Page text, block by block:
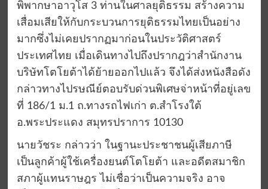
พิพากษาอาวุโส 3 ท่านในศาลยุติธรรม สร้างความ
เสื่อมเสียให้กับกระบวนการยุติธรรมไทยเป็นอย่าง
มากซึ่งไม่เคยปรากฏมาก่อนในประวัติศาสตร์
ประเทศไทย เมื่อเดินทางไปถึงปรากฎว่าสำนักงาน
บริษัทโตโยต้าได้ย้ายออกไปแล้ว จึงได้ส่งหนังสือดัง
กล่าวทางไปรษณีย์ตอบรับด่วนพิเศษจ่าหน้าที่อยู่เลข
ที่ 186/1 ม.1 ถ.ทางรถไฟเก่า ต.สำโรงใต้
อ.พระประแดง สมุทรปราการ 10130
นายวัชระ กล่าวว่า ในฐานะประชาชนผู้เสียภาษี
เป็นลูกค้าผู้ใช้เครื่องยนต์โตโยต้า และอดีตสมาชิก
สภาผู้แทนราษฎร ไม่เชื่อว่าเป็นความจริง อาจ